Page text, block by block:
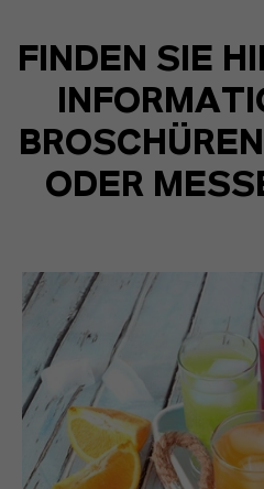
FINDEN SIE
ODER